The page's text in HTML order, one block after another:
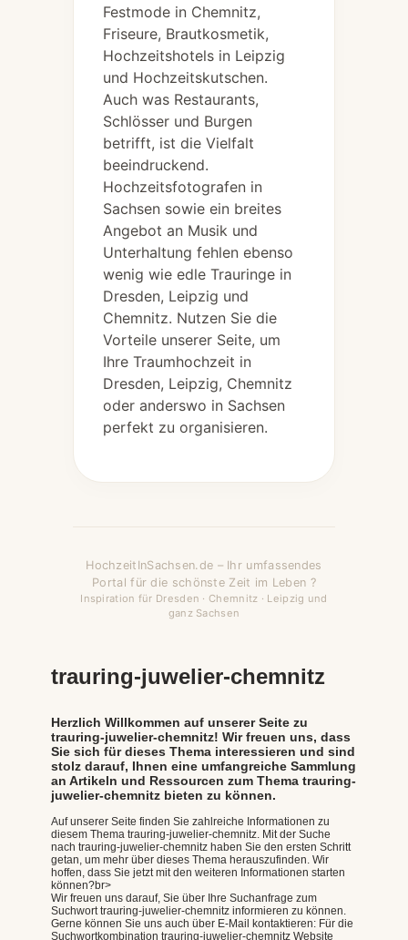
Festmode in Chemnitz,
Friseure, Brautkosmetik,
Hochzeitshotels in Leipzig
und Hochzeitskutschen.
Auch was Restaurants,
Schlösser und Burgen
betrifft, ist die Vielfalt
beeindruckend.
Hochzeitsfotografen in
Sachsen sowie ein breites
Angebot an Musik und
Unterhaltung fehlen ebenso
wenig wie edle Trauringe in
Dresden, Leipzig und
Chemnitz. Nutzen Sie die
Vorteile unserer Seite, um
Ihre Traumhochzeit in
Dresden, Leipzig, Chemnitz
oder anderswo in Sachsen
perfekt zu organisieren.
HochzeitInSachsen.de – Ihr umfassendes
Portal für die schönste Zeit im Leben ?
Inspiration für Dresden · Chemnitz · Leipzig und
ganz Sachsen
trauring-juwelier-chemnitz
Herzlich Willkommen auf unserer Seite zu
trauring-juwelier-chemnitz! Wir freuen uns, dass
Sie sich für dieses Thema interessieren und sind
stolz darauf, Ihnen eine umfangreiche Sammlung
an Artikeln und Ressourcen zum Thema trauring-
juwelier-chemnitz bieten zu können.
Auf unserer Seite finden Sie zahlreiche Informationen zu
diesem Thema trauring-juwelier-chemnitz. Mit der Suche
nach trauring-juwelier-chemnitz haben Sie den ersten Schritt
getan, um mehr über dieses Thema herauszufinden. Wir
hoffen, dass Sie jetzt mit den weiteren Informationen starten
können?br>
Wir freuen uns darauf, Sie über Ihre Suchanfrage zum
Suchwort trauring-juwelier-chemnitz informieren zu können.
Gerne können Sie uns auch über E-Mail kontaktieren: Für die
Suchwortkombination trauring-juwelier-chemnitz Website